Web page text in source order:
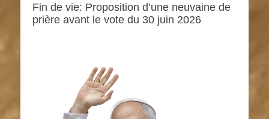
Fin de vie: Proposition d’une neuvaine de
prière avant le vote du 30 juin 2026